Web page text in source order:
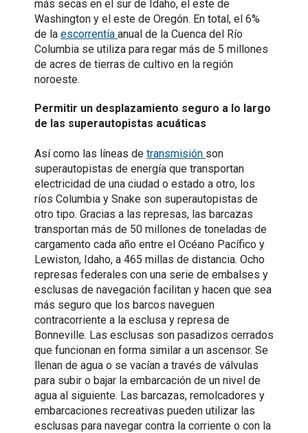
más secas en el sur de Idaho, el este de
Washington y el este de Oregón. En total, el 6%
de la escorrentía anual de la Cuenca del Río
Columbia se utiliza para regar más de 5 millones
de acres de tierras de cultivo en la región
noroeste.
Permitir un desplazamiento seguro a lo largo
de las superautopistas acuáticas
Así como las líneas de transmisión son
superautopistas de energía que transportan
electricidad de una ciudad o estado a otro, los
ríos Columbia y Snake son superautopistas de
otro tipo. Gracias a las represas, las barcazas
transportan más de 50 millones de toneladas de
cargamento cada año entre el Océano Pacífico y
Lewiston, Idaho, a 465 millas de distancia. Ocho
represas federales con una serie de embalses y
esclusas de navegación facilitan y hacen que sea
más seguro que los barcos naveguen
contracorriente a la esclusa y represa de
Bonneville. Las esclusas son pasadizos cerrados
que funcionan en forma similar a un ascensor. Se
llenan de agua o se vacían a través de válvulas
para subir o bajar la embarcación de un nivel de
agua al siguiente. Las barcazas, remolcadores y
embarcaciones recreativas pueden utilizar las
esclusas para navegar contra la corriente o con la